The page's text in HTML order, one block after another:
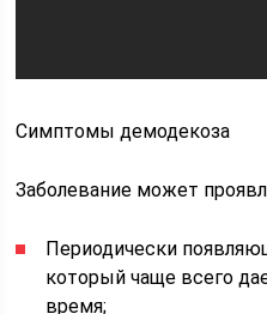
Симптомы демодекоза
Заболевание может
Периодически
который чаще всего
время;